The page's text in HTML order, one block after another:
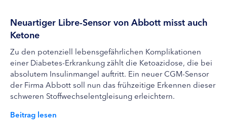
Neuartiger Libre-Sensor von Abbott misst auch
Ketone
Zu den potenziell lebensgefährlichen Komplikationen
einer Diabetes-Erkrankung zählt die Ketoazidose, die bei
absolutem Insulinmangel auftritt. Ein neuer CGM-Sensor
der Firma Abbott soll nun das frühzeitige Erkennen dieser
schweren Stoffwechselentgleisung erleichtern.
Beitrag lesen